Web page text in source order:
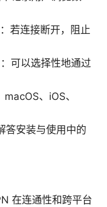
若连接断开，阻止
可以选择性地通过
、iOS、
答安装与使用中的
在连通性和跨平台